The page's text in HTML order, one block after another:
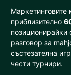
Маркетинговите
приблизително
позиционирайки
разговор за
състезателна
чести турнири.